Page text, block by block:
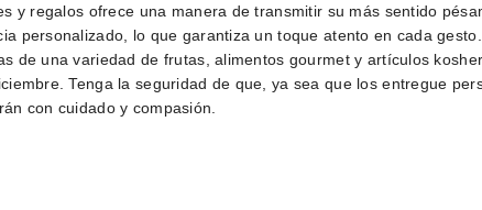
y regalos ofrece una manera de transmitir su más sentido
personalizado, lo que garantiza un toque atento en cada
de una variedad de frutas, alimentos gourmet y artículos
Tenga la seguridad de que, ya sea que los entregue
con cuidado y compasión.